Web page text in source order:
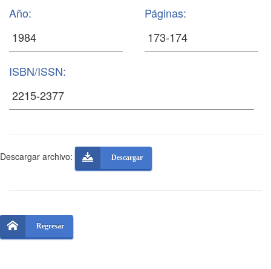
Año: Páginas:
ISBN/ISSN:
Descargar archivo: Descargar
Regresar